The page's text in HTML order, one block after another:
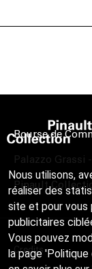
Bourse de
Palazzo Grassi
Pinault
Credits
Nous utilisons,
réaliser des
site et pour vous
publicitaires
Vous pouvez
la page